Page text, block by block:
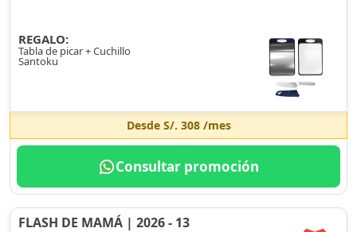
REGALO:
Tabla de picar + Cuchillo
Santoku
Desde S/. 308/mes
Consultar promoción
FLASH DE MAMÁ | 2026 - 13